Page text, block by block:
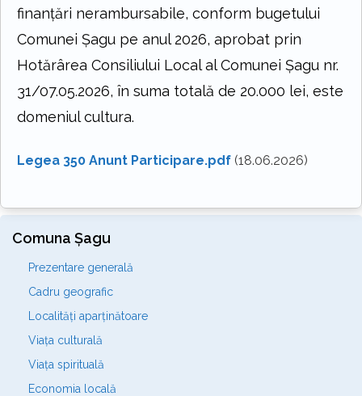
finanţări nerambursabile, conform bugetului
Comunei Șagu pe anul 2026, aprobat prin
Hotărârea Consiliului Local al Comunei Șagu nr.
31/07.05.2026, în suma totală de 20.000 lei, este
domeniul cultura.
Legea 350 Anunt Participare.pdf (18.06.2026)
Comuna Șagu
Prezentare generală
Cadru geografic
Localități aparținătoare
Viața culturală
Viața spirituală
Economia locală